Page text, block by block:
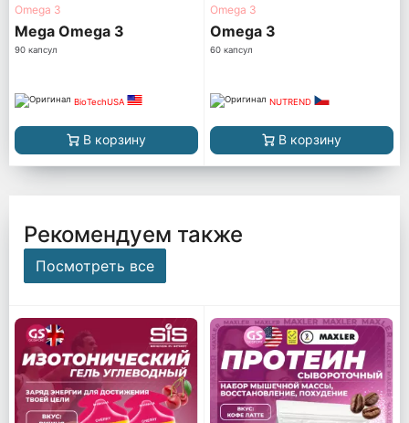
Omega 3
Mega Omega 3
90 капсул
BioTechUSA
В корзину
Omega 3
Omega 3
60 капсул
NUTREND
В корзину
Рекомендуем также
Посмотреть все